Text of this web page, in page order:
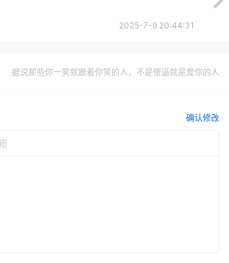
2025-7-9 20:44:31
据说那些你一笑就跟着你笑的人，不是傻逼就是爱你的人
确认修改